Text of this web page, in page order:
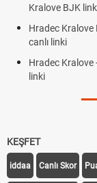
BJK link
Kralove
linki
Kralove -
KEŞFET
iddaa Canlı Skor